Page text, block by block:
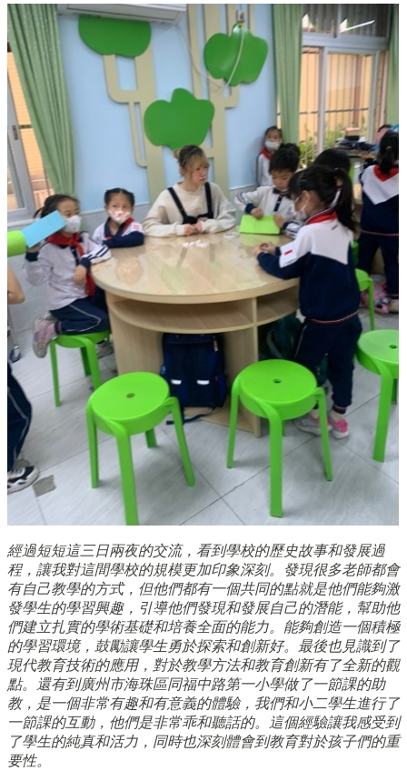
經過短短這三日兩夜的交流，看到學校的歷史故事和發展過
程，讓我對這間學校的規模更加印象深刻。發現很多老師都會
有自己教學的方式，但他們都有一個共同的點就是他們能夠激
發學生的學習興趣，引導他們發現和發展自己的潛能，幫助他
們建立扎實的學術基礎和培養全面的能力。能夠創造一個積極
的學習環境，鼓勵讓學生勇於探索和創新好。最後也見識到了
現代教育技術的應用，對於教學方法和教育創新有了全新的觀
點。還有到廣州市海珠區同福中路第一小學做了一節課的助
教，是一個非常有趣和有意義的體驗，我們和小二學生進行了
一節課的互動，他們是非常乖和聽話的。這個經驗讓我感受到
了學生的純真和活力，同時也深刻體會到教育對於孩子們的重
要性。